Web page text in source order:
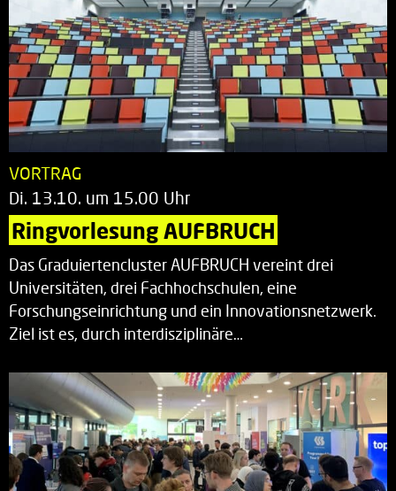
VORTRAG
Di. 13.10. um 15.00 Uhr
Ringvorlesung AUFBRUCH
Das Graduiertencluster AUFBRUCH vereint drei
Universitäten, drei Fachhochschulen, eine
Forschungseinrichtung und ein Innovationsnetzwerk.
Ziel ist es, durch interdisziplinäre…